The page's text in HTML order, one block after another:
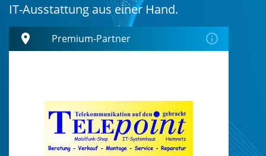
IT-Ausstattung aus einer Hand.
place Premium-Partner error_outline